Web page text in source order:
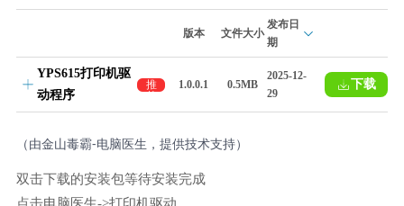
版本 文件大小
发布日
期
YPS615打印机驱
动程序
推
荐
1.0.0.1 0.5MB
2025-12-
29
下载
（由金山毒霸-电脑医生，提供技术支持）
双击下载的安装包等待安装完成
点击电脑医生->打印机驱动